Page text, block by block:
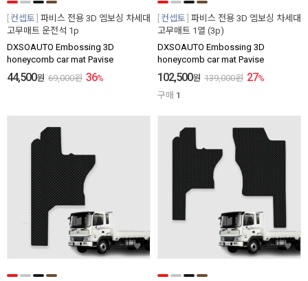
컨셉토 파비스 전용 3D 엠보싱 차세대
고무매트 운전석 1p
DXSOAUTO Embossing 3D
honeycomb car mat Pavise
44,500원 69,000원 36%
컨셉토 파비스 전용 3D 엠보싱 차세대
고무매트 1열 (3p)
DXSOAUTO Embossing 3D
honeycomb car mat Pavise
102,500원 139,000원 27%
구매 1